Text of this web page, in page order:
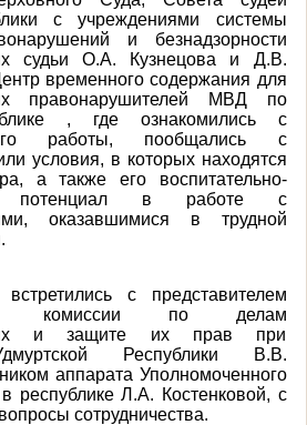
с учреждениями системы
и безнадзорности
судьи О.А. Кузнецова и Д.В.
временного содержания для
правонарушителей МВД по
, где ознакомились с
работы, пообщались с
условия, в которых находятся
а также его воспитательно-
потенциал в работе с
оказавшимися в трудной
с представителем
комиссии по делам
и защите их прав при
Республики В.В.
аппарата Уполномоченного
республике Л.А. Костенковой, с
сотрудничества.